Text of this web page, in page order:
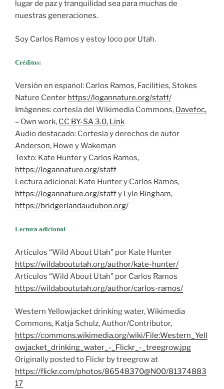
lugar de paz y tranquilidad sea para muchas de
nuestras generaciones.
Soy Carlos Ramos y estoy loco por Utah.
Créditos:
Versión en español: Carlos Ramos, Facilities, Stokes
Nature Center https://logannature.org/staff/
Imágenes: cortesía del Wikimedia Commons, Davefoc,
– Own work, CC BY-SA 3.0, Link
Audio destacado: Cortesía y derechos de autor
Anderson, Howe y Wakeman
Texto: Kate Hunter y Carlos Ramos,
https://logannature.org/staff
Lectura adicional: Kate Hunter y Carlos Ramos,
https://logannature.org/staffy Lyle Bingham,
https://bridgerlandaudubon.org/
Lectura adicional
Artículos “Wild About Utah” por Kate Hunter
https://wildaboututah.org/author/kate-hunter/
Artículos “Wild About Utah” por Carlos Ramos
https://wildaboututah.org/author/carlos-ramos/
Western Yellowjacket drinking water, Wikimedia
Commons, Katja Schulz, Author/Contributor,
https://commons.wikimedia.org/wiki/File:Western_Yell
owjacket_drinking_water_-_Flickr_-_treegrow.jpg
Originally posted to Flickr by treegrow at
https://flickr.com/photos/86548370@N00/81374883
17